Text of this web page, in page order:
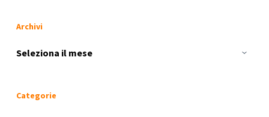
Archivi
Archivi
Categorie